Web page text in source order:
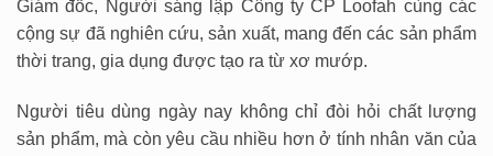
Giám đốc, Người sáng lập Công ty CP Loofah cùng các
cộng sự đã nghiên cứu, sản xuất, mang đến các sản phẩm
thời trang, gia dụng được tạo ra từ xơ mướp.
Người tiêu dùng ngày nay không chỉ đòi hỏi chất lượng
sản phẩm, mà còn yêu cầu nhiều hơn ở tính nhân văn của